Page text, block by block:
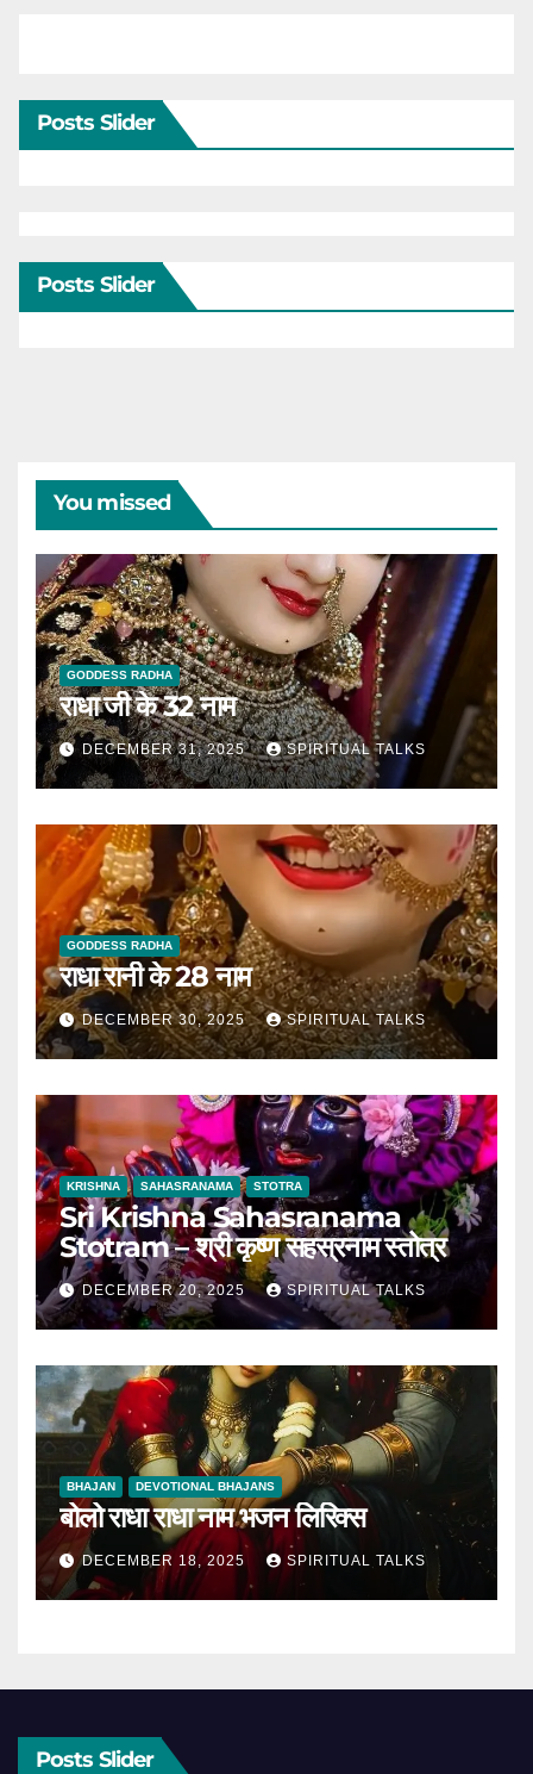
Posts Slider
Posts Slider
You missed
GODDESS RADHA
राधा जी के 32 नाम
DECEMBER 31, 2025 SPIRITUAL TALKS
GODDESS RADHA
राधा रानी के 28 नाम
DECEMBER 30, 2025 SPIRITUAL TALKS
KRISHNA SAHASRANAMA STOTRA
Sri Krishna Sahasranama
Stotram – श्री कृष्ण सहस्रनाम स्तोत्र
DECEMBER 20, 2025 SPIRITUAL TALKS
BHAJAN DEVOTIONAL BHAJANS
बोलो राधा राधा नाम भजन लिरिक्स
DECEMBER 18, 2025 SPIRITUAL TALKS
Posts Slider